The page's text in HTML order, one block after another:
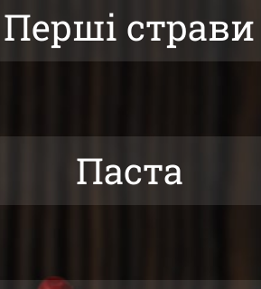
Перші страви
Паста